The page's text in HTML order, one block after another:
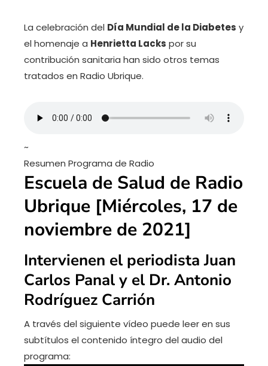
La celebración del Día Mundial de la Diabetes y
el homenaje a Henrietta Lacks por su
contribución sanitaria han sido otros temas
tratados en Radio Ubrique.
~
Resumen Programa de Radio
Escuela de Salud de Radio
Ubrique [Miércoles, 17 de
noviembre de 2021]
Intervienen el periodista Juan
Carlos Panal y el Dr. Antonio
Rodríguez Carrión
A través del siguiente vídeo puede leer en sus
subtítulos el contenido íntegro del audio del
programa: